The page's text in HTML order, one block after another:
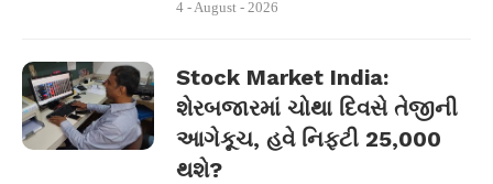
4 - August - 2026
Stock Market India:
શેરબજારમાં ચોથા દિવસે તેજીની
આગેકૂચ, હવે નિફ્ટી 25,000
થશે?